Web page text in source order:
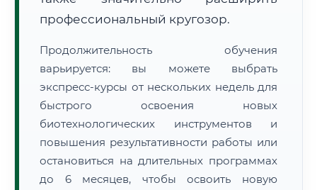
📜 Документы и аккредитация ФИС ФРДО
🔍Нажмите на документ для увеличения и просмотра
профессиональный кругозор.
Продолжительность обучения
варьируется: вы можете выбрать
экспресс-курсы от нескольких недель для
быстрого освоения новых
биотехнологических инструментов и
повышения результативности работы или
остановиться на длительных программах
до 6 месяцев, чтобы освоить новую